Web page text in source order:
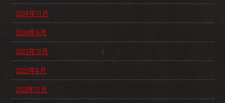
2024年11月
2024年8月
2023年12月
2023年4月
2022年12月